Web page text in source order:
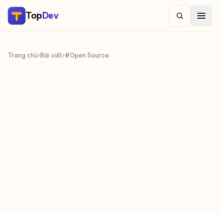
TopDev
Trang chủ› Bài viết›#Open Source